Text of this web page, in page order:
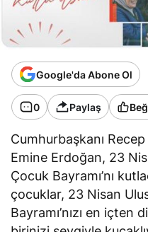
Google'da Abone Ol
0 Paylaş
Cumhurbaşkanı
Emine Erdoğan, 23
Çocuk Bayramı’nı
çocuklar, 23 Nisan
Bayramı’nızı en